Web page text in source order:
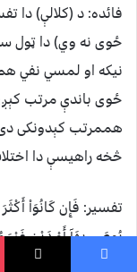
فائده: د (کلالې) دا
ځوى نه وي) دا ټول
نيکه او لمسي نفي
ځوى باندې مرتب
هممرتب کېدونکى
څخه راهيسې دا
تفسیر: فَإِن كَانُوَاْ
يُوصَى بِهَآ أَوْ دَيْنٍ